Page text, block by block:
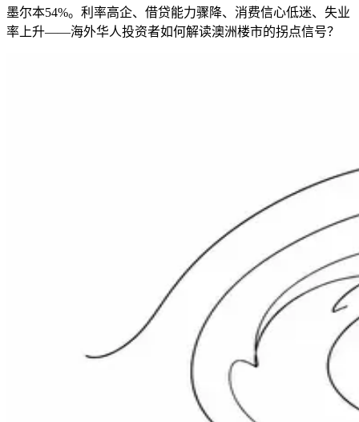
墨尔本54%。利率高企、借贷能力骤降、消费信心低迷、失业
率上升——海外华人投资者如何解读澳洲楼市的拐点信号？